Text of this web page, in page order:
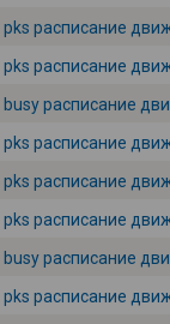
pks расписание
pks расписание
busy расписание
pks расписание
pks расписание
pks расписание
busy расписание
pks расписание